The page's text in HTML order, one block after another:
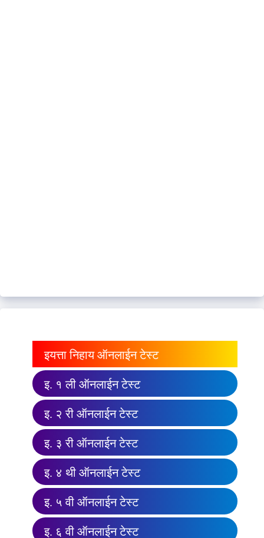
इयत्ता निहाय ऑनलाईन टेस्ट
इ. १ ली ऑनलाईन टेस्ट
इ. २ री ऑनलाईन टेस्ट
इ. ३ री ऑनलाईन टेस्ट
इ. ४ थी ऑनलाईन टेस्ट
इ. ५ वी ऑनलाईन टेस्ट
इ. ६ वी ऑनलाईन टेस्ट